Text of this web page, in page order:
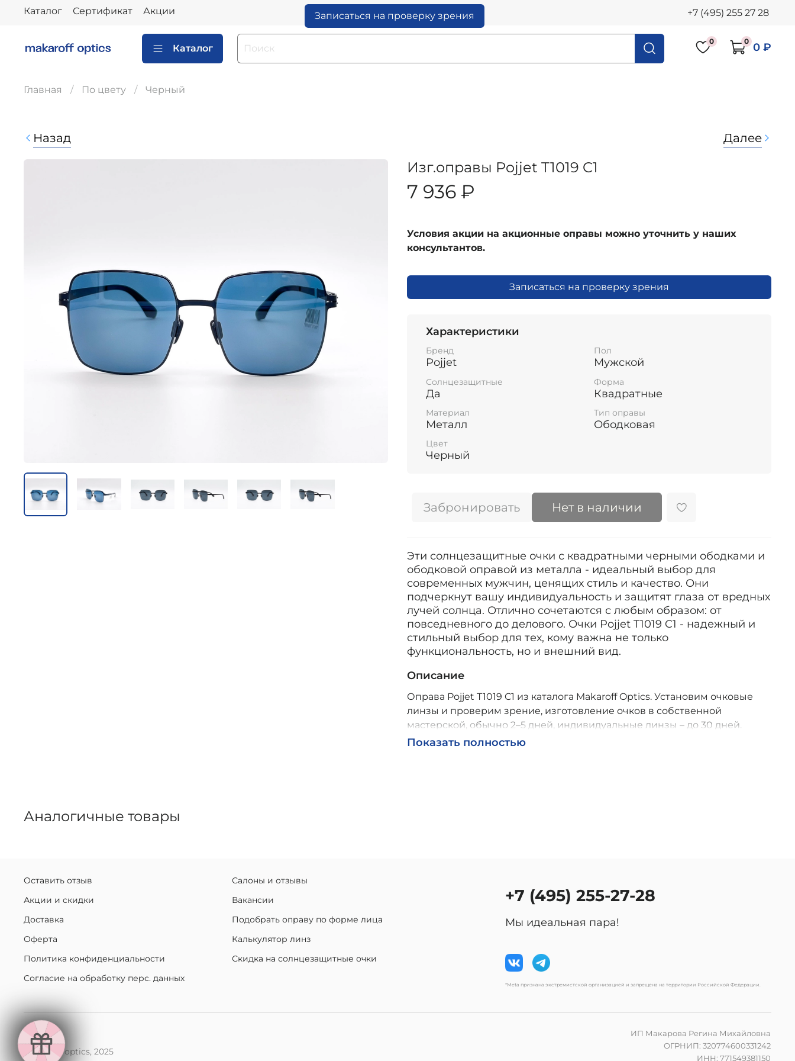
Каталог Сертификат Акции Записаться на проверку зрения +7 (495) 255 27 28
Каталог
0 0 0 ₽
Главная По цвету Черный
Назад Далее
Изг.оправы Pojjet T1019 C1
7 936 ₽
Условия акции на акционные оправы можно уточнить у наших
консультантов.
Записаться на проверку зрения
Характеристики
Бренд
Pojjet
Пол
Мужской
Солнцезащитные
Да
Форма
Квадратные
Материал
Металл
Тип оправы
Ободковая
Цвет
Черный
Забронировать Нет в наличии
Эти солнцезащитные очки с квадратными черными ободками и
ободковой оправой из металла - идеальный выбор для
современных мужчин, ценящих стиль и качество. Они
подчеркнут вашу индивидуальность и защитят глаза от вредных
лучей солнца. Отлично сочетаются с любым образом: от
повседневного до делового. Очки Pojjet T1019 C1 - надежный и
стильный выбор для тех, кому важна не только
функциональность, но и внешний вид.
Описание
Оправа Pojjet T1019 C1 из каталога Makaroff Optics. Установим очковые
линзы и проверим зрение, изготовление очков в собственной
мастерской, обычно 2–5 дней, индивидуальные линзы – до 30 дней.
Возможна доставка по России.
Показать полностью
Аналогичные товары
Оставить отзыв
Акции и скидки
Доставка
Оферта
Политика конфиденциальности
Согласие на обработку перс. данных
Салоны и отзывы
Вакансии
Подобрать оправу по форме лица
Калькулятор линз
Скидка на солнцезащитные очки
+7 (495) 255-27-28
Мы идеальная пара!
*Meta признана экстремистской организацией и запрещена на территории Российской Федерации.
makaroff optics, 2025
ИП Макарова Регина Михайловна
ОГРНИП: 320774600331242
ИНН: 771549381150